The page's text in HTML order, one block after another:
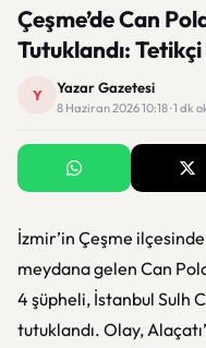
Çeşme’de Can
Tutuklandı:
Y Yazar Gazetesi
8 Haziran 2026 10:18 · 1 dk
İzmir’in Çeşme
meydana gelen Can
4 şüpheli, İstanbul Sulh
tutuklandı. Olay,